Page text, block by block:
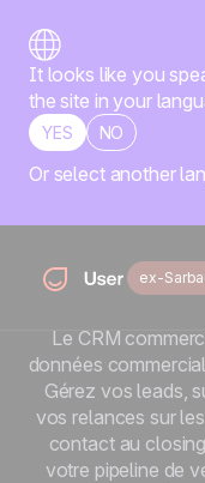
It looks like you
the site in your
YES NO
Or select another
ex-
Accueil
Faites
avec
Le CRM
données
Gérez vos leads,
vos relances sur
contact au
votre pipeline de